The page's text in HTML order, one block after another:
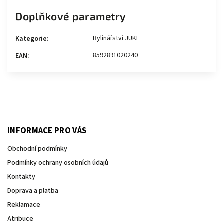
Doplňkové parametry
Kategorie:
Bylinářství JUKL
EAN: 8592891020240
INFORMACE PRO VÁS
Obchodní podmínky
Podmínky ochrany osobních údajů
Kontakty
Doprava a platba
Reklamace
Atribuce